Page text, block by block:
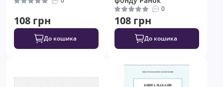
108 грн
До кошика
0
108 грн
До кошика